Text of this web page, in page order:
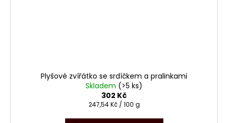
Plyšové zvířátko se srdíčkem a pralinkami
Skladem (>5 ks)
302 Kč
Měrná
247,54 Kč / 100 g